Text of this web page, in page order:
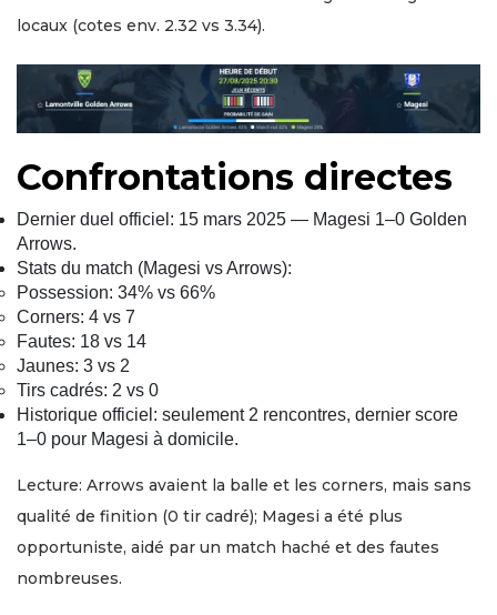
locaux (cotes env. 2.32 vs 3.34).
Confrontations directes
Dernier duel officiel: 15 mars 2025 — Magesi 1–0 Golden
Arrows.
Stats du match (Magesi vs Arrows):
Possession: 34% vs 66%
Corners: 4 vs 7
Fautes: 18 vs 14
Jaunes: 3 vs 2
Tirs cadrés: 2 vs 0
Historique officiel: seulement 2 rencontres, dernier score
1–0 pour Magesi à domicile.
Lecture: Arrows avaient la balle et les corners, mais sans
qualité de finition (0 tir cadré); Magesi a été plus
opportuniste, aidé par un match haché et des fautes
nombreuses.